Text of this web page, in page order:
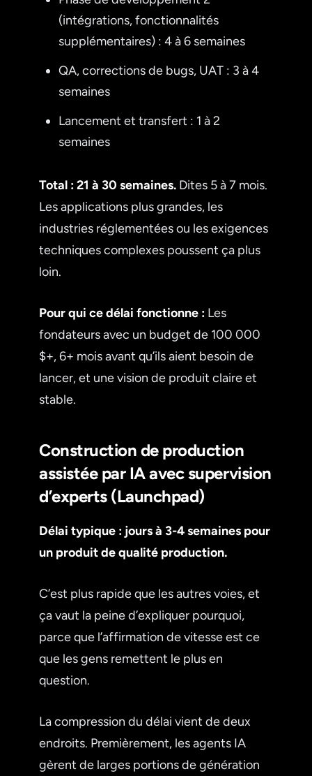
(intégrations, fonctionnalités
supplémentaires) : 4 à 6 semaines
QA, corrections de bugs, UAT : 3 à 4
semaines
Lancement et transfert : 1 à 2
semaines
Total : 21 à 30 semaines. Dites 5 à 7 mois.
Les applications plus grandes, les
industries réglementées ou les exigences
techniques complexes poussent ça plus
loin.
Pour qui ce délai fonctionne : Les
fondateurs avec un budget de 100 000
$+, 6+ mois avant qu’ils aient besoin de
lancer, et une vision de produit claire et
stable.
Construction de production
assistée par IA avec supervision
d’experts (Launchpad)
Délai typique : jours à 3-4 semaines pour
un produit de qualité production.
C’est plus rapide que les autres voies, et
ça vaut la peine d’expliquer pourquoi,
parce que l’affirmation de vitesse est ce
que les gens remettent le plus en
question.
La compression du délai vient de deux
endroits. Premièrement, les agents IA
gèrent de larges portions de génération